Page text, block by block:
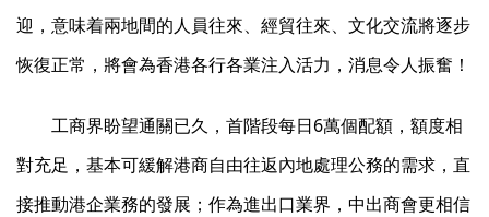
迎，意味着兩地間的人員往來、經貿往來、文化交流將逐步
恢復正常，將會為香港各行各業注入活力，消息令人振奮！
工商界盼望通關已久，首階段每日6萬個配額，額度相
對充足，基本可緩解港商自由往返內地處理公務的需求，直
接推動港企業務的發展；作為進出口業界，中出商會更相信